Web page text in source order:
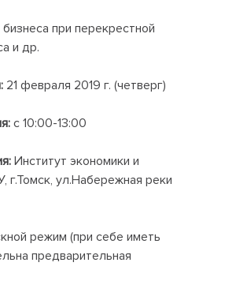
при перекрестной
и др.
21 февраля 2019 г. (четверг)
с 10:00-13:00
Институт экономики и
г.Томск, ул.Набережная реки
режим (при себе иметь
предварительная